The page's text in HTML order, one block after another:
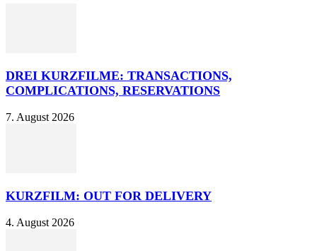
DREI KURZFILME: TRANSACTIONS,
COMPLICATIONS, RESERVATIONS
7. August 2026
KURZFILM: OUT FOR DELIVERY
4. August 2026